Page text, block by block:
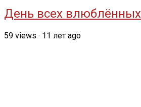
День всех влюблённых
59 views · 11 лет ago